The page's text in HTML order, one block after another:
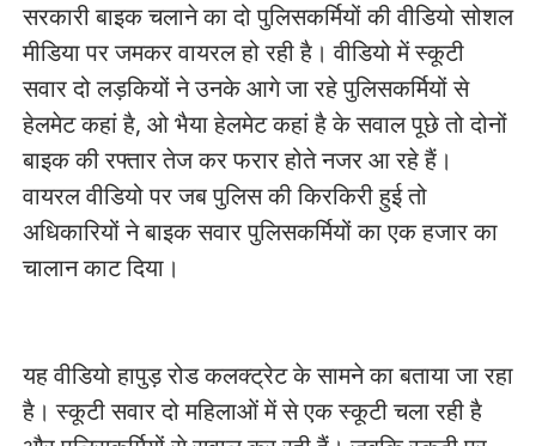
सरकारी बाइक चलाने का दो पुलिसकर्मियों की वीडियो सोशल
मीडिया पर जमकर वायरल हो रही है। वीडियो में स्कूटी
सवार दो लड़कियोंने उनके आगे जा रहे पुलिसकर्मियों से
हेलमेट कहां है, ओ भैया हेलमेट कहां है के सवाल पूछे तो दोनों
बाइक की रफ्तार तेज कर फरार होते नजर आ रहे हैं।
वायरल वीडियो पर जब पुलिस की किरकिरी हुई तो
अधिकारियों ने बाइक सवार पुलिसकर्मियों का एक हजार का
चालान काट दिया।
यह वीडियो हापुड़ रोड कलक्ट्रेट के सामने का बताया जा रहा
है। स्कूटी सवार दो महिलाओं में से एक स्कूटी चला रही है